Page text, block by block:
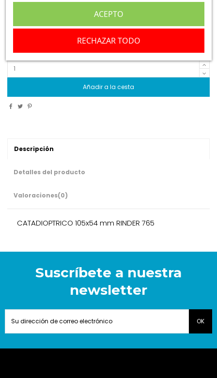
CATADIOPTRICO 105x54 mm RINDER 765
Añadir a la cesta
Descripción
Detalles del producto
Valoraciones(0)
CATADIOPTRICO 105x54 mm RINDER 765
Suscríbete a nuestra
newsletter
RECHAZAR TODO
ACEPTO